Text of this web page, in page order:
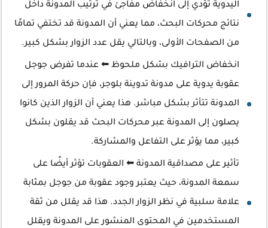
اليدوية تؤدي إلى انخفاض مفاجئ في ترتيب المدونة داخل
نتائج محركات البحث، مما يعني أن المدونة قد تختفي تمامًا
من الصفحات الأولى، وبالتالي يقل عدد الزوار بشكل كبير.
انخفاض الترافيك بشكل ملحوظ ⬅ عندما تفرض جوجل
عقوبة يدوية على مدونة تدوينة بلوجر، فإن حركة المرور إلى
المدونة تتأثر بشكل مباشر. هذا يعني أن الزوار الذين كانوا
يصلون إلى المدونة عبر محركات البحث قد يقلون بشكل
كبير، مما يؤثر على التفاعل والمشاركة.
تأثير على مصداقية المدونة ⬅ العقوبات تؤثر أيضًا على
سمعة المدونة، حيث يعتبر وجود عقوبة من جوجل بمثابة
علامة سلبية في نظر الزوار الجدد. هذا قد يقلل من ثقة
المستخدمين في المحتوى المنشور على المدونة ويقلل